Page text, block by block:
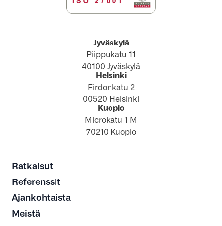
Jyväskylä
Piippukatu 11
40100 Jyväskylä
Helsinki
Firdonkatu 2
00520 Helsinki
Kuopio
Microkatu 1 M
70210 Kuopio
Ratkaisut
Referenssit
Ajankohtaista
Meistä